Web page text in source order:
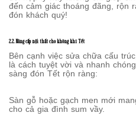
đến cảm giác thoáng đãng, rộn
đón khách quý!
2.2. Nâng cấp nội thất cho không khí Tết
Bên cạnh việc sửa chữa cấu
là cách tuyệt vời và nhanh
sàng đón Tết rộn ràng:
Sàn gỗ hoặc gạch men mới
cho cả gia đình sum vầy.